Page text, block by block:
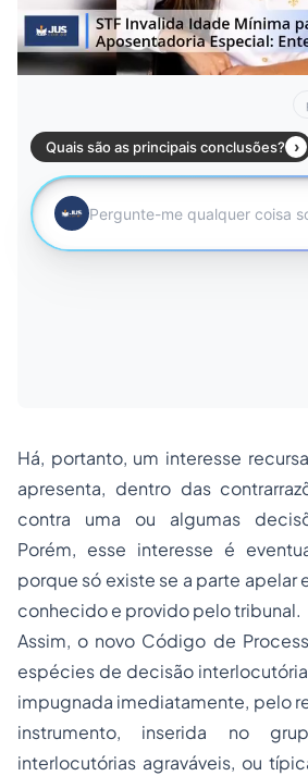
Há, portanto, um interesse
apresenta, dentro das
contra uma ou algumas
Porém, esse interesse é
porque só existe se a parte apelar
conhecido e provido pelo tribunal.
Assim, o novo Código de
espécies de decisão
impugnada imediatamente, pelo
instrumento, inserida no
interlocutórias agraváveis, ou